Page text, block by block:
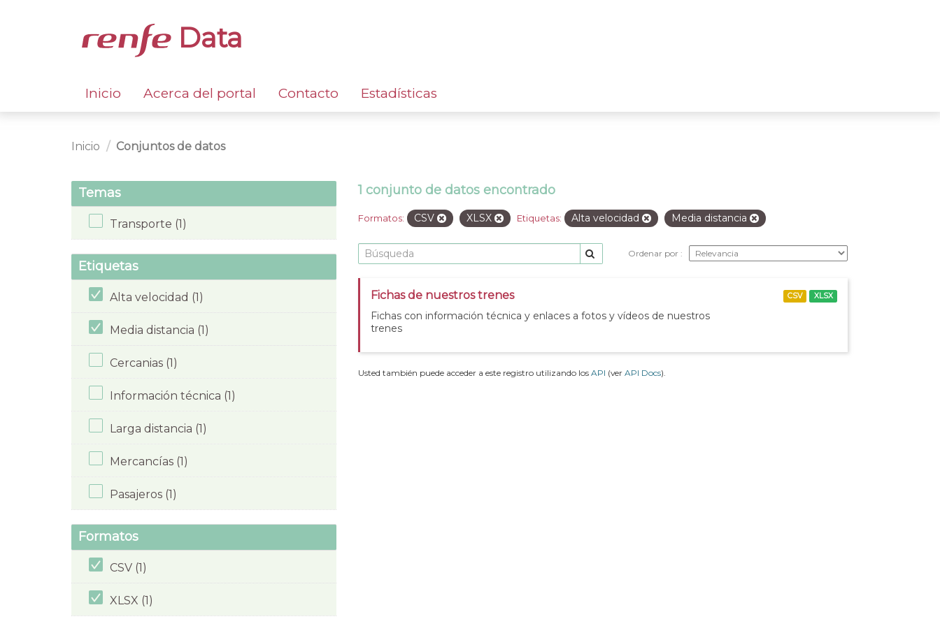
Data
Inicio Acerca del portal Contacto Estadísticas
Inicio Conjuntos de datos
Temas
Transporte (1)
Etiquetas
Alta velocidad (1)
Media distancia (1)
Cercanias (1)
Información técnica (1)
Larga distancia (1)
Mercancías (1)
Pasajeros (1)
Formatos
CSV (1)
XLSX (1)
1 conjunto de datos encontrado
Formatos: CSV XLSX Etiquetas: Alta velocidad Media distancia
Ordenar por
Fichas de nuestros trenes
Fichas con información técnica y enlaces a fotos y vídeos de nuestros
trenes
CSV XLSX
Usted también puede acceder a este registro utilizando los API (ver API Docs).